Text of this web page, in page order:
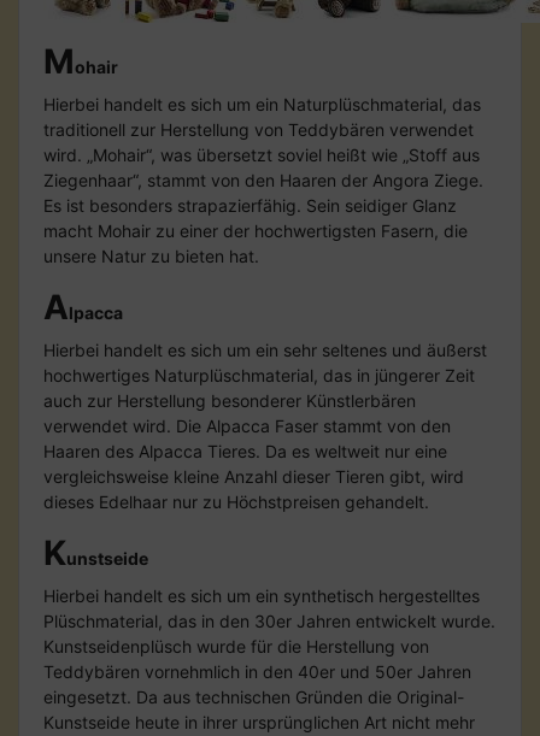
Mohair
Hierbei handelt es sich um ein Naturplüschmaterial, das
traditionell zur Herstellung von Teddybären verwendet
wird. „Mohair“, was übersetzt soviel heißt wie „Stoff aus
Ziegenhaar“, stammt von den Haaren der Angora Ziege.
Es ist besonders strapazierfähig. Sein seidiger Glanz
macht Mohair zu einer der hochwertigsten Fasern, die
unsere Natur zu bieten hat.
Alpacca
Hierbei handelt es sich um ein sehr seltenes und äußerst
hochwertiges Naturplüschmaterial, das in jüngerer Zeit
auch zur Herstellung besonderer Künstlerbären
verwendet wird. Die Alpacca Faser stammt von den
Haaren des Alpacca Tieres. Da es weltweit nur eine
vergleichsweise kleine Anzahl dieser Tieren gibt, wird
dieses Edelhaar nur zu Höchstpreisen gehandelt.
Kunstseide
Hierbei handelt es sich um ein synthetisch hergestelltes
Plüschmaterial, das in den 30er Jahren entwickelt wurde.
Kunstseidenplüsch wurde für die Herstellung von
Teddybären vornehmlich in den 40er und 50er Jahren
eingesetzt. Da aus technischen Gründen die Original-
Kunstseide heute in ihrer ursprünglichen Art nicht mehr